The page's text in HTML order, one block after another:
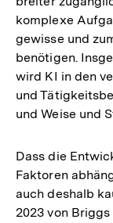
komplexe
gewisse und
benötigen.
wird KI in den
und
und Weise und
Dass die
Faktoren
auch deshalb
2023 von